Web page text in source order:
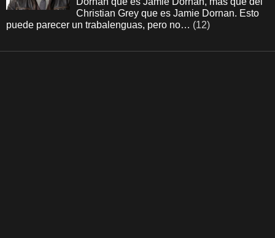
Christian Grey que es Jamie Dornan. Esto
puede parecer un trabalenguas, pero no… (12)